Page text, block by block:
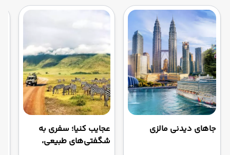
جاهای دیدنی مالزی
عجایب کنیا؛ سفری به
شگفتی‌های طبیعی،